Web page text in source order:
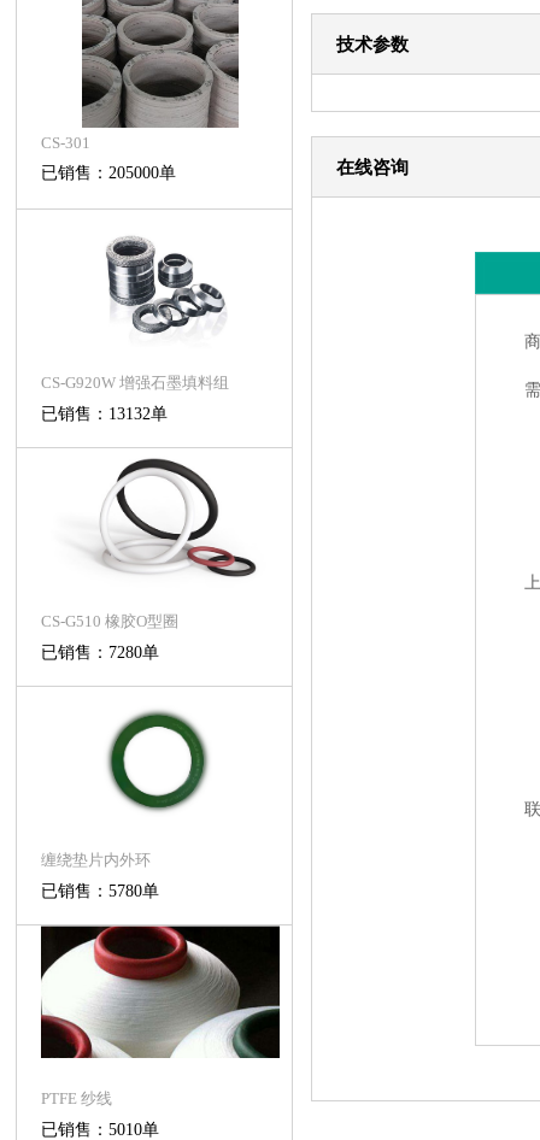
CS-301
已销售：205000单
CS-G920W 增强石墨填料组
已销售：13132单
CS-G510 橡胶O型圈
已销售：7280单
缠绕垫片内外环
已销售：5780单
PTFE 纱线
已销售：5010单
技术参数
在线咨询